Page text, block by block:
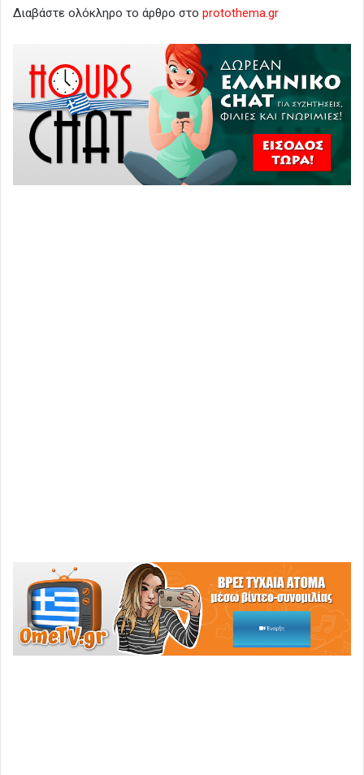
Διαβάστε ολόκληρο το άρθρο στο protothema.gr